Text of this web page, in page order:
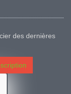
des dernières